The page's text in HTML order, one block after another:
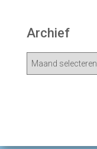
Archief